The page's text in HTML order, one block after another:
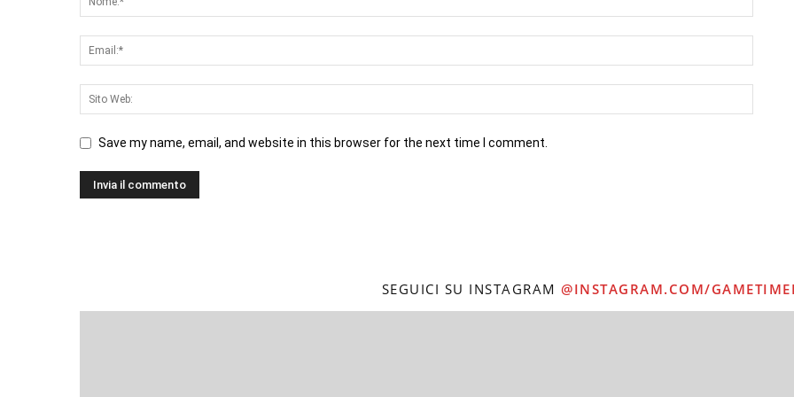
Save my name, email, and website in this browser for the next time I comment.
SEGUICI SU INSTAGRAM @INSTAGRAM.COM/